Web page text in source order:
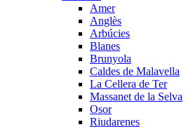
Amer
Anglès
Arbúcies
Blanes
Brunyola
Caldes de Malavella
La Cellera de Ter
Massanet de la Selva
Osor
Riudarenes